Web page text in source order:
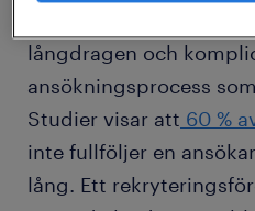
långdragen och
ansökningsprocess
Studier visar att 60 %
inte fullföljer en
lång. Ett